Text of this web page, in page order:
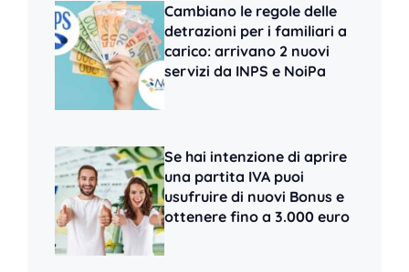
Cambiano le regole delle
detrazioni per i familiari a
carico: arrivano 2 nuovi
servizi da INPS e NoiPa
Se hai intenzione di aprire
una partita IVA puoi
usufruire di nuovi Bonus e
ottenere fino a 3.000 euro